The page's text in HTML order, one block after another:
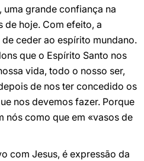
grande confiança na
de hoje. Com efeito, a
ceder ao espírito mundano.
que o Espírito Santo nos
vida, todo o nosso ser,
de nos ter concedido os
nos devemos fazer. Porque
nós como que em «vasos de
com Jesus, é expressão da